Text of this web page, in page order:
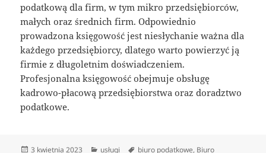
podatkową dla firm, w tym mikro przedsiębiorców,
małych oraz średnich firm. Odpowiednio
prowadzona księgowość jest niesłychanie ważna dla
każdego przedsiębiorcy, dlatego warto powierzyć ją
firmie z długoletnim doświadczeniem.
Profesjonalna księgowość obejmuje obsługę
kadrowo-płacową przedsiębiorstwa oraz doradztwo
podatkowe.
Data
3 kwietnia 2023 Kategorie
usługi Tagi
biuro podatkowe, Biuro